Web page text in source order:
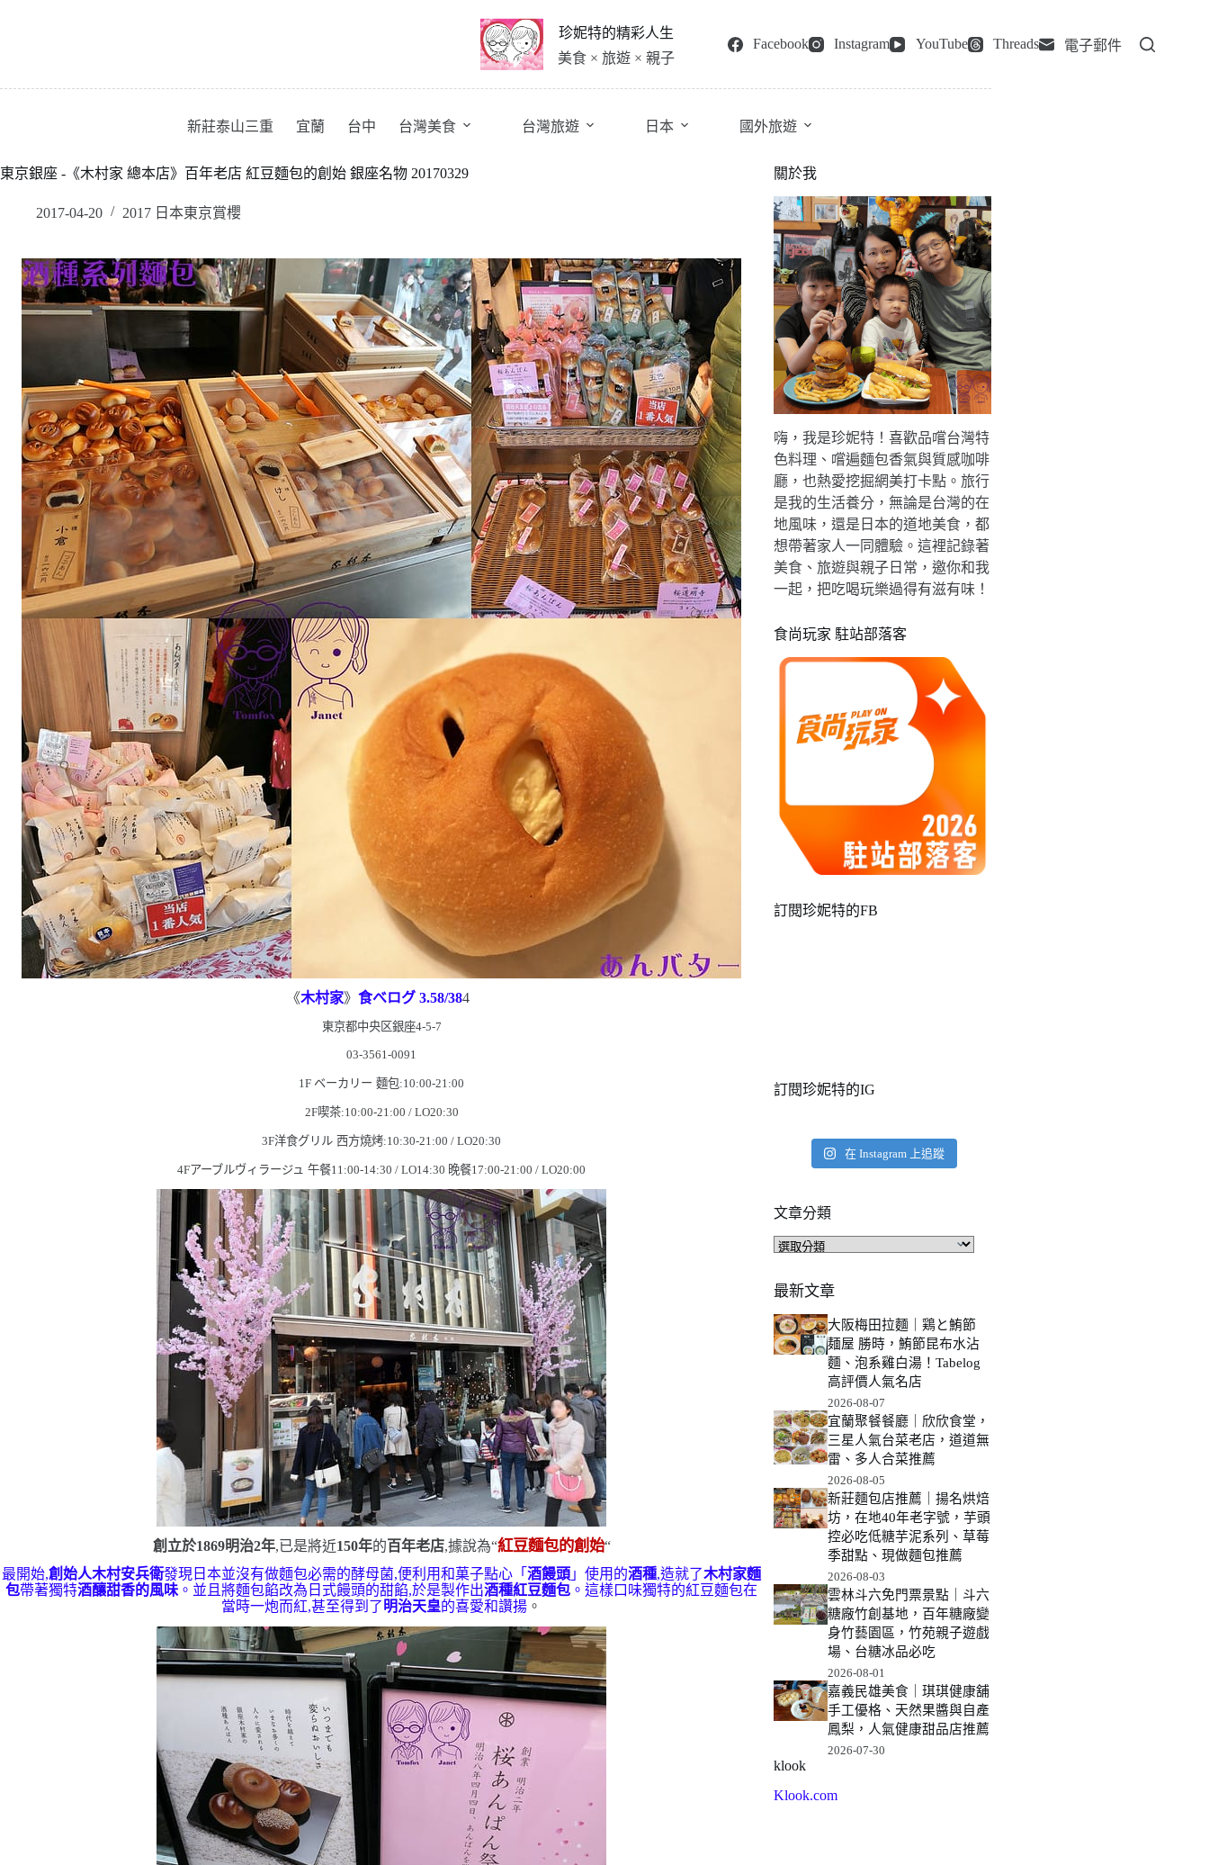
珍妮特的精彩人生
美食 × 旅遊 × 親子
Facebook Instagram YouTube Threads 電子郵件
新莊泰山三重 宜蘭 台中 台灣美食 台灣旅遊 日本 國外旅遊
東京銀座 -《木村家 總本店》百年老店 紅豆麵包的創始 銀座名物 20170329
2017-04-20 2017 日本東京賞櫻
《木村家》食べログ 3.58/384
東京都中央区銀座4-5-7
03-3561-0091
1F ベーカリー 麵包:10:00-21:00
2F喫茶:10:00-21 :00 / LO20:30
3F洋食グリル 西方燒烤:10:30-21 :00 / LO20:30
4Fアーブルヴィラージュ 午餐11 :00-14:30 / LO14:30 晚餐17:00-21 :00 / LO20:00
創立於1869明治2年,已是將近150年的百年老店,據說為“紅豆麵包的創始“
最開始,創始人木村安兵衛發現日本並沒有做麵包必需的酵母菌,便利用和菓子點心「酒饅頭 」使用的酒種,造就了木村家麵
包帶著獨特酒釀甜香的風味 。並且將麵包餡改為日式饅頭的甜餡,於是製作出酒種紅豆麵包 。這樣口味獨特的紅豆麵包在
當時一炮而紅,甚至得到了明治天皇的喜愛和讚揚 。
關於我
嗨，我是珍妮特！喜歡品嚐台灣特
色料理、嚐遍麵包香氣與質感咖啡
廳，也熱愛挖掘網美打卡點。旅行
是我的生活養分，無論是台灣的在
地風味，還是日本的道地美食，都
想帶著家人一同體驗。這裡記錄著
美食、旅遊與親子日常，邀你和我
一起，把吃喝玩樂過得有滋有味！
食尚玩家 駐站部落客
訂閱珍妮特的FB
訂閱珍妮特的IG
在 Instagram 上追蹤
文章分類
文
分
類
最新文章
大阪梅田拉麵｜鶏と鮪節
麺屋 勝時，鮪節昆布水沾
麵、泡系雞白湯！Tabelog
高評價人氣名店
2026-08-07
宜蘭聚餐餐廳｜欣欣食堂，
三星人氣台菜老店，道道無
雷、多人合菜推薦
2026-08-05
新莊麵包店推薦｜揚名烘焙
坊，在地40年老字號，芋頭
控必吃低糖芋泥系列、草莓
季甜點、現做麵包推薦
2026-08-03
雲林斗六免門票景點｜斗六
糖廠竹創基地，百年糖廠變
身竹藝園區，竹苑親子遊戲
場、台糖冰品必吃
2026-08-01
嘉義民雄美食｜琪琪健康舖
手工優格、天然果醬與自產
鳳梨，人氣健康甜品店推薦
2026-07-30
klook
Klook.com